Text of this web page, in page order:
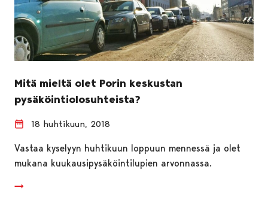
Mitä mieltä olet Porin keskustan
pysäköintiolosuhteista?
18 huhtikuun, 2018
Vastaa kyselyyn huhtikuun loppuun mennessä ja olet
mukana kuukausipysäköintilupien arvonnassa.